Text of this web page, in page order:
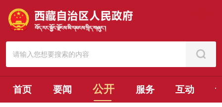
首页 要闻 公开 服务 互动